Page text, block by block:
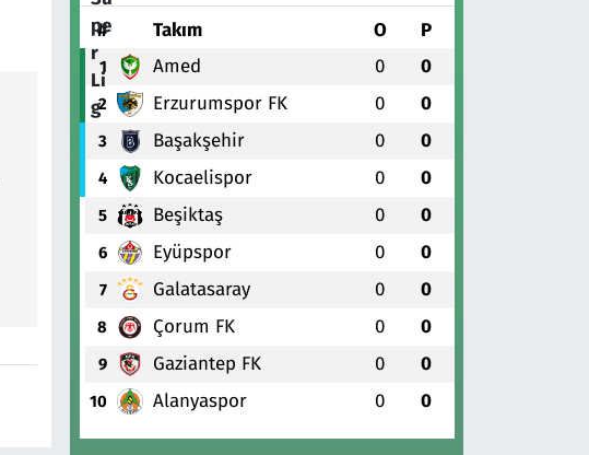
# Takım O P
1 Amed 0 0
2 Erzurumspor FK 0 0
3 Başakşehir 0 0
4 Kocaelispor 0 0
5 Beşiktaş 0 0
6 Eyüpspor 0 0
7 Galatasaray 0 0
8 Çorum FK 0 0
9 Gaziantep FK 0 0
10 Alanyaspor 0 0